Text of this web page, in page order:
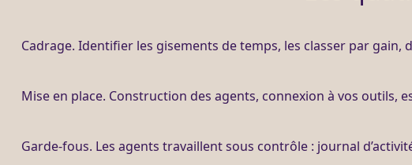
Cadrage. Identifier les gisements de temps, les classer par gain,
Mise en place. Construction des agents, connexion à vos outils,
Garde-fous. Les agents travaillent sous contrôle : journal